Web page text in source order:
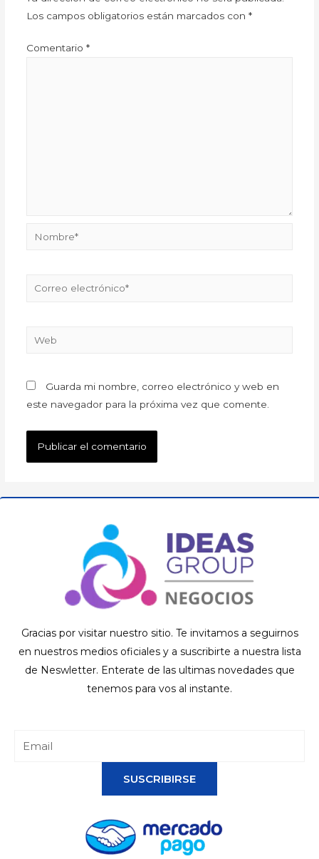
Los campos obligatorios están marcados con *
Comentario *
Guarda mi nombre, correo electrónico y web en
este navegador para la próxima vez que comente.
Gracias por visitar nuestro sitio. Te invitamos a seguirnos
en nuestros medios oficiales y a suscribirte a nuestra lista
de Neswletter. Enterate de las ultimas novedades que
tenemos para vos al instante.
SUSCRIBIRSE